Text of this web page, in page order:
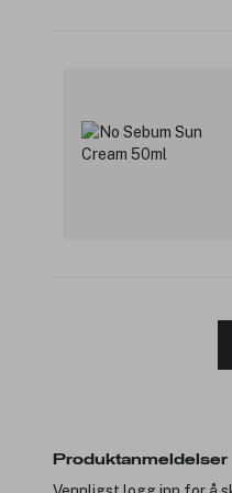
Produktanmeldelser